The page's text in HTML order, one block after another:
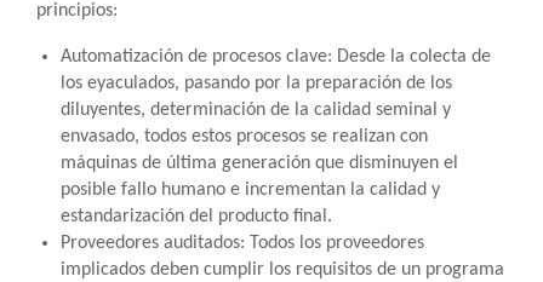
principios:
Automatización de procesos clave: Desde la colecta de
los eyaculados, pasando por la preparación de los
diluyentes, determinación de la calidad seminal y
envasado, todos estos procesos se realizan con
máquinas de última generación que disminuyen el
posible fallo humano e incrementan la calidad y
estandarización del producto final.
Proveedores auditados: Todos los proveedores
implicados deben cumplir los requisitos de un programa